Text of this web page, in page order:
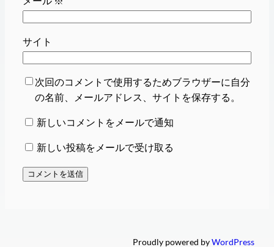
サイト
次回のコメントで使用するためブラウザーに自分
の名前、メールアドレス、サイトを保存する。
新しいコメントをメールで通知
新しい投稿をメールで受け取る
Proudly powered byWordPress